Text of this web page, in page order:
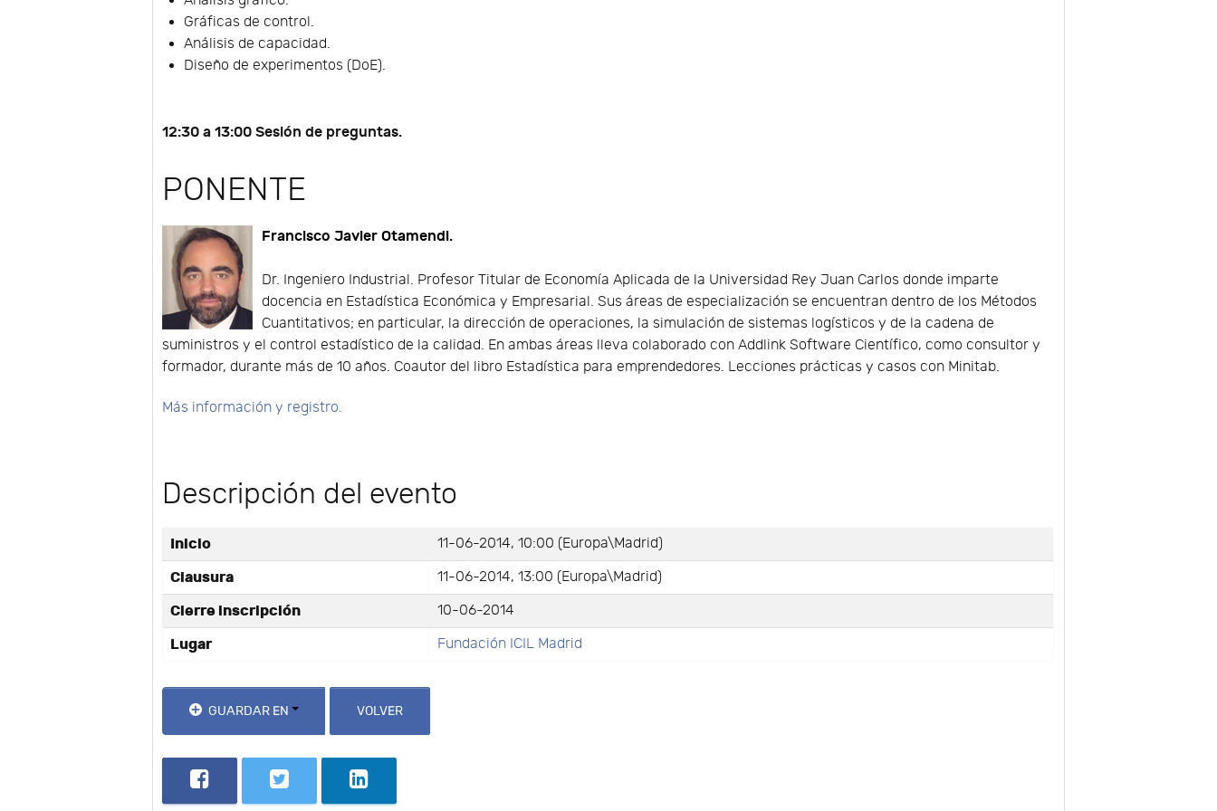
Gráficas de control.
Análisis de capacidad.
Diseño de experimentos (DoE).
12:30 a 13:00 Sesión de preguntas.
PONENTE
Francisco Javier Otamendi.
Dr. Ingeniero Industrial. Profesor Titular de Economía Aplicada de la Universidad Rey Juan Carlos donde imparte
docencia en Estadística Económica y Empresarial. Sus áreas de especialización se encuentran dentro de los Métodos
Cuantitativos; en particular, la dirección de operaciones, la simulación de sistemas logísticos y de la cadena de
suministros y el control estadístico de la calidad. En ambas áreas lleva colaborado con Addlink Software Científico, como consultor y
formador, durante más de 10 años. Coautor del libro Estadística para emprendedores. Lecciones prácticas y casos con Minitab.
Más información y registro.
Descripción del evento
Inicio 11-06-2014, 10:00 (Europa\Madrid)
Clausura 11-06-2014, 13:00 (Europa\Madrid)
Cierre inscripción 10-06-2014
Lugar Fundación ICIL Madrid
GUARDAR EN VOLVER